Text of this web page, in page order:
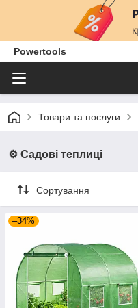
Powertools
Товари та послуги
⚙️ Садові теплиці
Сортування
–34%